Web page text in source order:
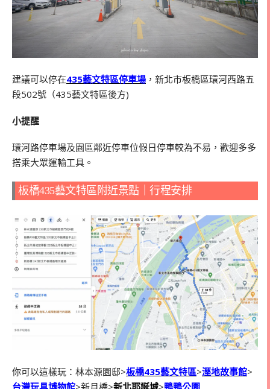
建議可以停在435藝文特區停車場 ，新北市板橋區環河西路五
段502號（435藝文特區後方)
小提醒
環河路停車場及園區鄰近停車位假日停車較為不易，歡迎多多
搭乘大眾運輸工具。
板橋435藝文特區附近景點｜行程安排
你可以這樣玩：林本源園邸>板橋435藝文特區>溼地故事館>